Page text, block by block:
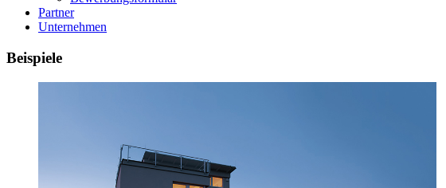
Partner
Unternehmen
Beispiele